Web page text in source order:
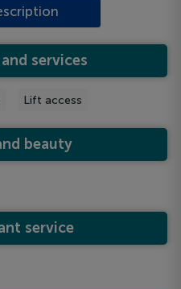
services
Lift access
beauty
service